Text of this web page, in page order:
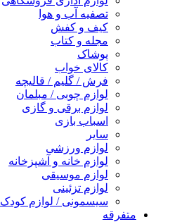
تصفیه آب و هوا
کیف و کفش
مجله و کتاب
پوشاک
کالای خواب
فرش / گلیم / قالیچه
لوازم چوبی / مبلمان
لوازم برقی و گازی
اسباب بازی
سایر
لوازم ورزشی
لوازم خانه و آشپزخانه
لوازم موسیقی
لوازم تزئینی
سیسمونی / لوازم کودک
متفرقه